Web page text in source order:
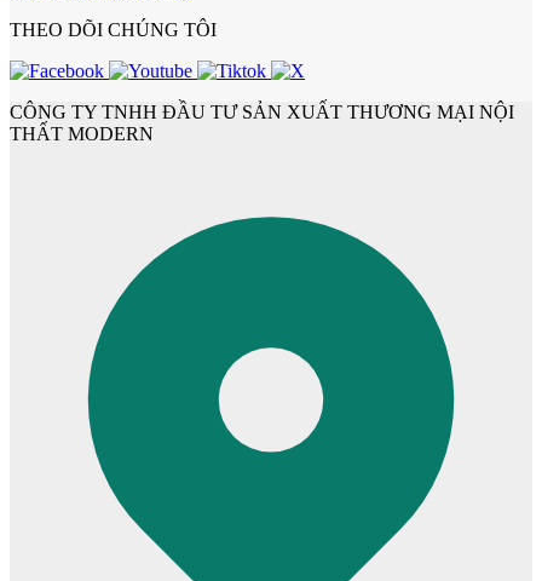
THEO DÕI CHÚNG TÔI
CÔNG TY TNHH ĐẦU TƯ SẢN XUẤT THƯƠNG MẠI NỘI
THẤT MODERN